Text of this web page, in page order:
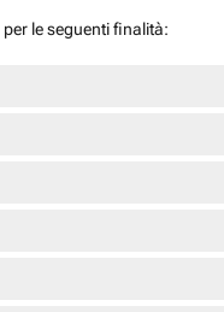
le seguenti finalità: